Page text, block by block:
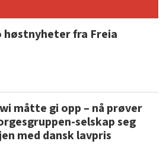
høstnyheter fra Freia
måtte gi opp – nå prøver
selskap seg
med dansk lavpris